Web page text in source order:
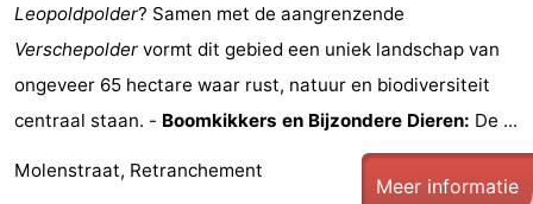
Nieuwvliet
-
Sluis
Leopoldpolder? Samen met de aangrenzende
Verschepolder vormt dit gebied een uniek landschap van
ongeveer 65 hectare waar rust, natuur en biodiversiteit
centraal staan. - Boomkikkers en Bijzondere Dieren: De ...
Molenstraat, Retranchement
Meer informatie